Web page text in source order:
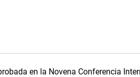
en la Novena Conferencia